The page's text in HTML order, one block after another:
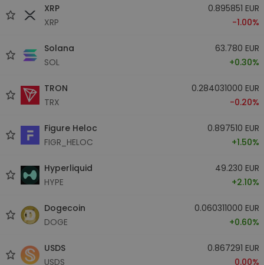
XRP
XRP
0.895851 EUR
-1.00%
Solana
SOL
63.780 EUR
+0.30%
TRON
TRX
0.284031000 EUR
-0.20%
Figure Heloc
FIGR_HELOC
0.897510 EUR
+1.50%
Hyperliquid
HYPE
49.230 EUR
+2.10%
Dogecoin
DOGE
0.060311000 EUR
+0.60%
USDS
USDS
0.867291 EUR
0.00%